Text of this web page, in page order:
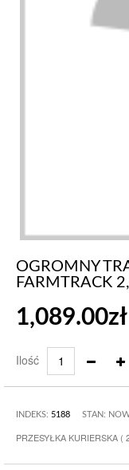
OGROMNY
FARMTRACK
1,089.00zł
Ilość
INDEKS: 5188 STAN:
PRZESYŁKA KURIERSKA (